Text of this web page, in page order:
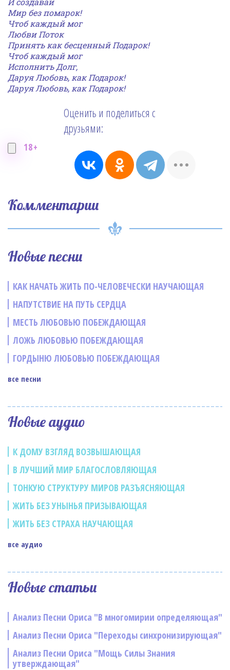
Мир без помарок!
Чтоб каждый мог
Любви Поток
Принять как бесценный Подарок!
Чтоб каждый мог
Исполнить Долг,
Даруя Любовь, как Подарок!
Даруя Любовь, как Подарок!
18+
Оценить и поделиться с
друзьями:
Комментарии
Новые песни
КАК НАЧАТЬ ЖИТЬ ПО-ЧЕЛОВЕЧЕСКИ НАУЧАЮЩАЯ
НАПУТСТВИЕ НА ПУТЬ СЕРДЦА
МЕСТЬ ЛЮБОВЬЮ ПОБЕЖДАЮЩАЯ
ЛОЖЬ ЛЮБОВЬЮ ПОБЕЖДАЮЩАЯ
ГОРДЫНЮ ЛЮБОВЬЮ ПОБЕЖДАЮЩАЯ
все песни
Новые аудио
К ДОМУ ВЗГЛЯД ВОЗВЫШАЮЩАЯ
В ЛУЧШИЙ МИР БЛАГОСЛОВЛЯЮЩАЯ
ТОНКУЮ СТРУКТУРУ МИРОВ РАЗЪЯСНЯЮЩАЯ
ЖИТЬ БЕЗ УНЫНЬЯ ПРИЗЫВАЮЩАЯ
ЖИТЬ БЕЗ СТРАХА НАУЧАЮЩАЯ
все аудио
Новые статьи
Анализ Песни Ориса "В многомирии определяющая"
Анализ Песни Ориса "Переходы синхронизирующая"
Анализ Песни Ориса "Мощь Силы Знания
утверждающая"